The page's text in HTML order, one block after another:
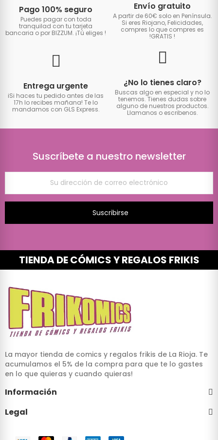
Pago 100% seguro
Puedes pagar con toda
tranquilad con tu tarjeta
bancaria o por BIZZUM. ¡Tú eliges !
Envío gratuito
A partir de 60€ solo en Península.
Si eres Riojano, Felicidades,
compres lo que compres es
!GRATIS !
Entrega urgente
iSi haces tu pedido antes de las
17h lo recibes mañana! Te lo
mandamos con GLS Express.
¿No lo tienes claro?
Buscas algo en especial y no lo
tenemos. Tienes dudas sobre
alguno de nuestros productos.
Llamanos o escribenos.
Suscríbete a nuestro newsletter
Suscribirse
TIENDA DE CÓMICS Y REGALOS FRIKIS
La mayor tienda de comics y regalos frikis de La Rioja. Te
acumulamos el 5% de la compra para que te lo gastes
en lo que quieras y cuando quieras!
Información
Legal